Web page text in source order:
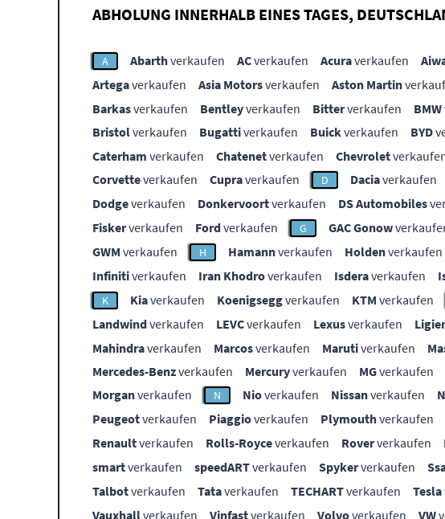
ABHOLUNG INNERHALB EINES TAGES,
A Abarthverkaufen ACverkaufen Acuraverkaufen
Artegaverkaufen Asia Motorsverkaufen Aston Martin
Barkasverkaufen Bentleyverkaufen Bitterverkaufen BMW
Bristolverkaufen Bugattiverkaufen Buickverkaufen BYD
Caterham verkaufen Chatenetverkaufen Chevrolet
Corvetteverkaufen Cupraverkaufen D Daciaverkaufen
Dodgeverkaufen Donkervoortverkaufen DS Automobiles
Fiskerverkaufen Fordverkaufen G GAC Gonow
GWM verkaufen H Hamannverkaufen Holdenverkaufen
Infinitiverkaufen Iran Khodroverkaufen Isderaverkaufen
K Kiaverkaufen Koenigseggverkaufen KTM verkaufen
Landwindverkaufen LEVCverkaufen Lexusverkaufen Ligier
Mahindraverkaufen Marcosverkaufen Marutiverkaufen
Mercedes-Benzverkaufen Mercuryverkaufen MGverkaufen
Morganverkaufen N Nioverkaufen Nissanverkaufen
Peugeotverkaufen Piaggioverkaufen Plymouthverkaufen
Renaultverkaufen Rolls-Royceverkaufen Roververkaufen
smartverkaufen speedARTverkaufen Spykerverkaufen
Talbotverkaufen Tataverkaufen TECHARTverkaufen Tesla
Vauxhallverkaufen Vinfastverkaufen Volvoverkaufen VW